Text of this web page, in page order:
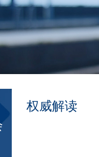
权威解读